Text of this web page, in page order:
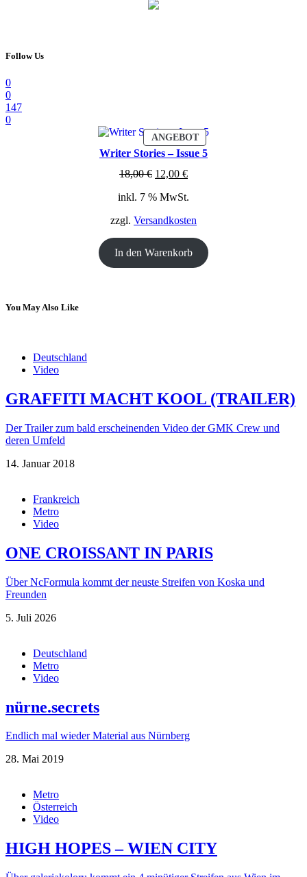
Follow Us
0
0
147
0
ANGEBOTPRODUKT
IM
ANGEBOT
Writer Stories – Issue 5
18,00€ Ursprünglicher
war:
12,00 €Aktueller
ist:
inkl. 7 % MwSt.
zzgl. Versandkosten
In den Warenkorb
You May Also Like
Deutschland
Video
GRAFFITI MACHT KOOL (TRAILER)
Der Trailer zum bald erscheinenden Video der GMK Crew und
deren Umfeld
14. Januar 2018
Frankreich
Metro
Video
ONE CROISSANT IN PARIS
Über NcFormula kommt der neuste Streifen von Koska und
Freunden
5. Juli 2026
Deutschland
Metro
Video
nürne.secrets
Endlich mal wieder Material aus Nürnberg
28. Mai 2019
Metro
Österreich
Video
HIGH HOPES – WIEN CITY